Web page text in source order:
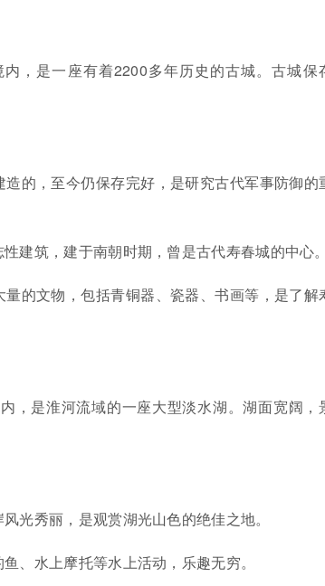
，是一座有着2200多年历史的古城。古城保
造的，至今仍保存完好，是研究古代军事防御的
性建筑，建于南朝时期，曾是古代寿春城的中心
量的文物，包括青铜器、瓷器、书画等，是了解
，是淮河流域的一座大型淡水湖。湖面宽阔，
光秀丽，是观赏湖光山色的绝佳之地。
、水上摩托等水上活动，乐趣无穷。